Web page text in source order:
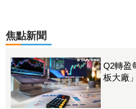
焦點新聞
Q2轉盈
板大廠
張、斥